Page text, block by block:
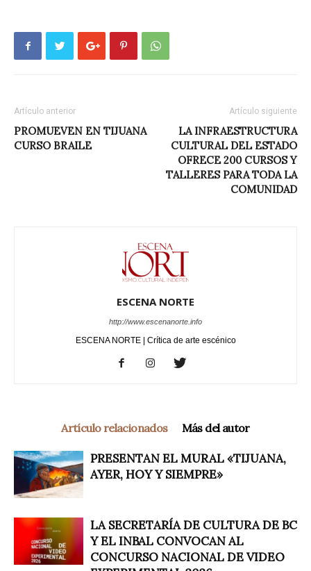
Artículo anterior
PROMUEVEN EN TIJUANA
CURSO BRAILE
Artículo siguiente
LA INFRAESTRUCTURA
CULTURAL DEL ESTADO
OFRECE 200 CURSOS Y
TALLERES PARA TODA LA
COMUNIDAD
ESCENA NORTE
http://www.escenanorte.info
ESCENA NORTE | Crítica de arte escénico
Artículo relacionados Más del autor
PRESENTAN EL MURAL «TIJUANA,
AYER, HOY Y SIEMPRE»
LA SECRETARÍA DE CULTURA DE BC
Y EL INBAL CONVOCAN AL
CONCURSO NACIONAL DE VIDEO